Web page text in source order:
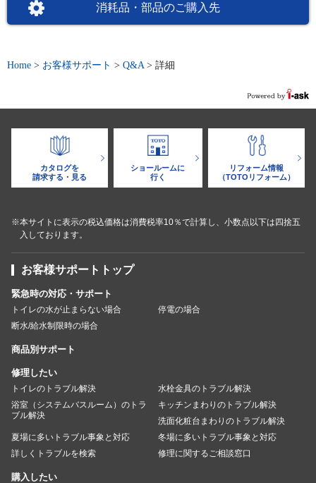
消耗品・部品のご購入先
Home > お客様サポート > Q&A > 詳細
カタログを
請求する・見る
ショールームに
行く
リフォーム情報
（TOTOリフォーム）
※本サイトに表示の税込価格は消費税率10％で計算し、小数点以下は四捨五
入しております。
お客様サポートトップ
緊急時の対応・サポート
トイレの水が止まらない場合
停電の場合
断水/給水制限時の場合
商品別サポート
修理したい
トイレのトラブル解決
水栓金具のトラブル解決
浴室（システムバスルーム）のトラ
ブル解決
キッチンまわりのトラブル解決
洗面化粧台まわりのトラブル解決
夏場に多いトラブル事象と対応
冬場に多いトラブル事象と対応
詳しくトラブルを検索
修理に関するご相談窓口
購入したい